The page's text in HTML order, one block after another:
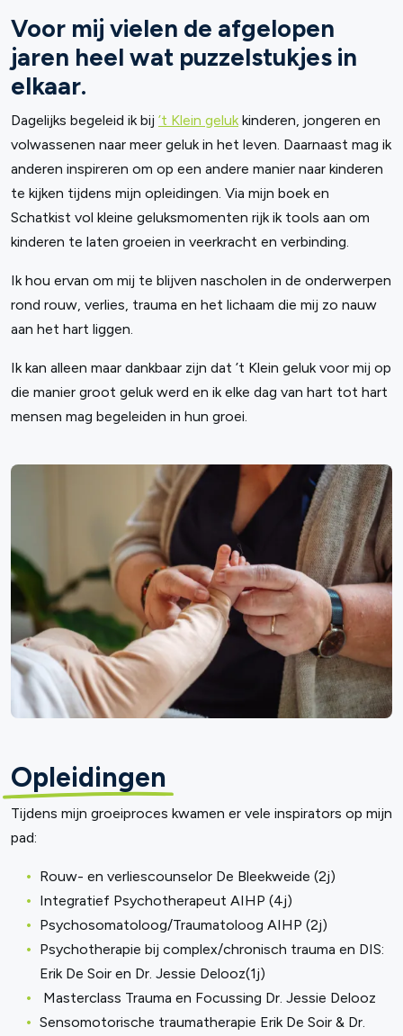
Voor mij vielen de afgelopen
jaren heel wat puzzelstukjes in
elkaar.
Dagelijks begeleid ik bij ’t Klein gelukkinderen, jongeren en
volwassenen naar meer geluk in het leven. Daarnaast mag ik
anderen inspireren om op een andere manier naar kinderen
te kijken tijdens mijn opleidingen. Via mijn boek en
Schatkist vol kleine geluksmomenten rijk ik tools aan om
kinderen te laten groeien in veerkracht en verbinding.
Ik hou ervan om mij te blijven nascholen in de onderwerpen
rond rouw, verlies, trauma en het lichaam die mij zo nauw
aan het hart liggen.
Ik kan alleen maar dankbaar zijn dat ’t Klein geluk voor mij op
die manier groot geluk werd en ik elke dag van hart tot hart
mensen mag begeleiden in hun groei.
Opleidingen
Tijdens mijn groeiproces kwamen er vele inspirators op mijn
pad:
Rouw- en verliescounselor De Bleekweide (2j)
Integratief Psychotherapeut AIHP (4j)
Psychosomatoloog/Traumatoloog AIHP (2j)
Psychotherapie bij complex/chronisch trauma en DIS:
Erik De Soir en Dr. Jessie Delooz(1j)
Masterclass Trauma en Focussing Dr. Jessie Delooz
Sensomotorische traumatherapie Erik De Soir & Dr.